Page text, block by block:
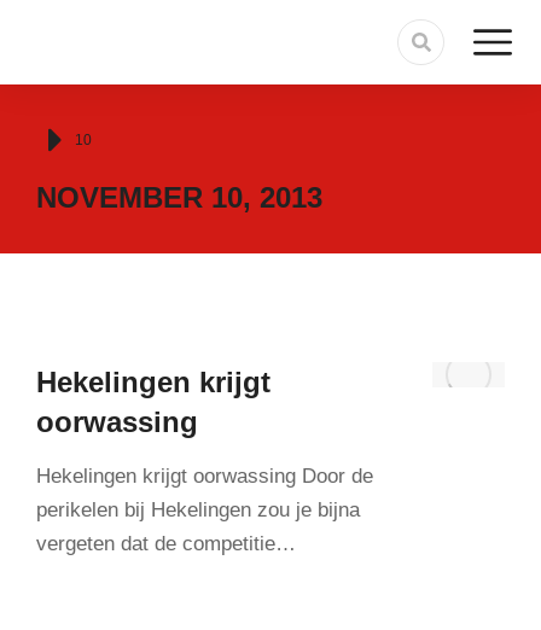
Je bent hier:
10
NOVEMBER 10, 2013
Hekelingen krijgt
oorwassing
Hekelingen krijgt oorwassing Door de
perikelen bij Hekelingen zou je bijna
vergeten dat de competitie…